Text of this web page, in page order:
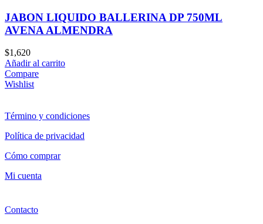
JABON LIQUIDO BALLERINA DP 750ML
AVENA ALMENDRA
$1,620
Añadir al carrito
Compare
Wishlist
Término y condiciones
Política de privacidad
Cómo comprar
Mi cuenta
Contacto